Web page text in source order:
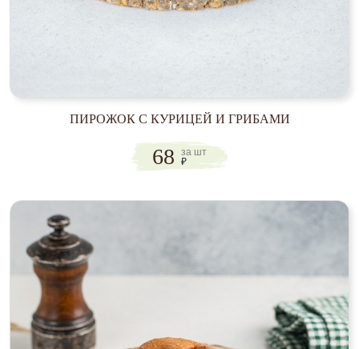
ПИРОЖОК С КУРИЦЕЙ И ГРИБАМИ
68
за шт
₽